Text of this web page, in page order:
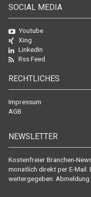
SOCIAL MEDIA
Youtube
Xing
LinkedIn
Rss Feed
RECHTLICHES
Impressum
AGB
NEWSLETTER
Kostenfreier Branchen-
monatlich direkt per E-
weitergegeben.